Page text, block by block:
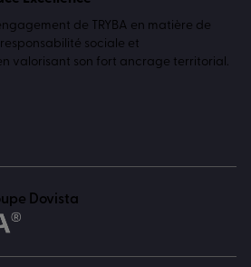
de TRYBA en matière de
sociale et
valorisant son fort ancrage territorial.
Dovista